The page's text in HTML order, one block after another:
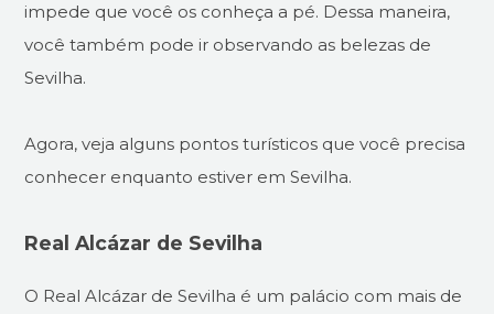
impede que você os conheça a pé. Dessa maneira,
você também pode ir observando as belezas de
Sevilha.
Agora, veja alguns pontos turísticos que você precisa
conhecer enquanto estiver em Sevilha.
Real Alcázar de Sevilha
O Real Alcázar de Sevilha é um palácio com mais de